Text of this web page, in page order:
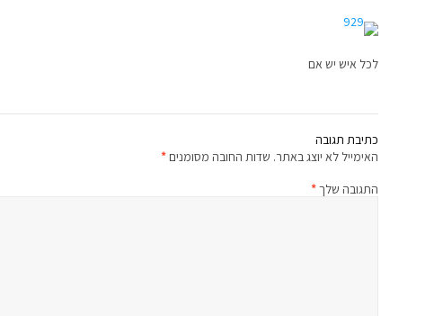
לכל איש יש אם
כתיבת תגובה
האימייל לא יוצג באתר. שדות החובה מסומנים*
התגובה שלך*